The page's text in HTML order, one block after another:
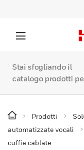
Stai sfogliando il
catalogo prodotti
Prodotti
automatizzate vocali
cuffie cablate